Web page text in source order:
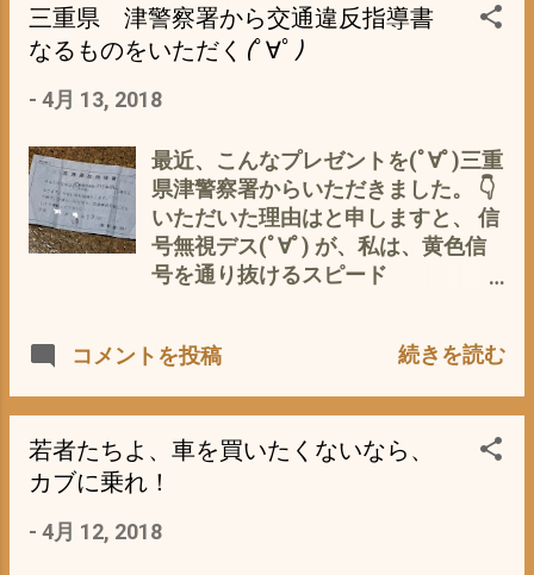
は、真っ赤って感じですが、 消防署
の赤カブは、朱色 オレンジっぽい
車も 赤っていうより、朱色 です
ブは、 警察・郵便・新聞配達など プ
ロ仕様のスタイルと色がホント良く
似合います(-_-)デス 早く、途中でほ
ったらかしの、レストアを依頼され
た6万5千キロの スーパーカブ
日は、土曜日出勤(T_T)
三重県 津警察署から交通違反指導書
なるものをいただく(ﾟ∀ﾟ)
- 4月 13, 2018
最近、こんなプレゼントを(ﾟ∀ﾟ)三重
県津警察署からいただきました。 👇
いただいた理由はと申しますと、 信
号無視デス(ﾟ∀ﾟ) が、私は、黄色信
号を通り抜けるスピード
ていたとのこと 若い頃の私なら、猛
いか^^; はい、ハイと素直に(´・
ω・｀) すると、今回は、交通違反指
導書で、いいわ って・ω・ なんじ
たぞ〜 運転歴40年で^^; おまわりさ
コメントを投稿 続きを読む
若者たちよ、車を買いたくないなら、
カブに乗れ！
- 4月 12, 2018